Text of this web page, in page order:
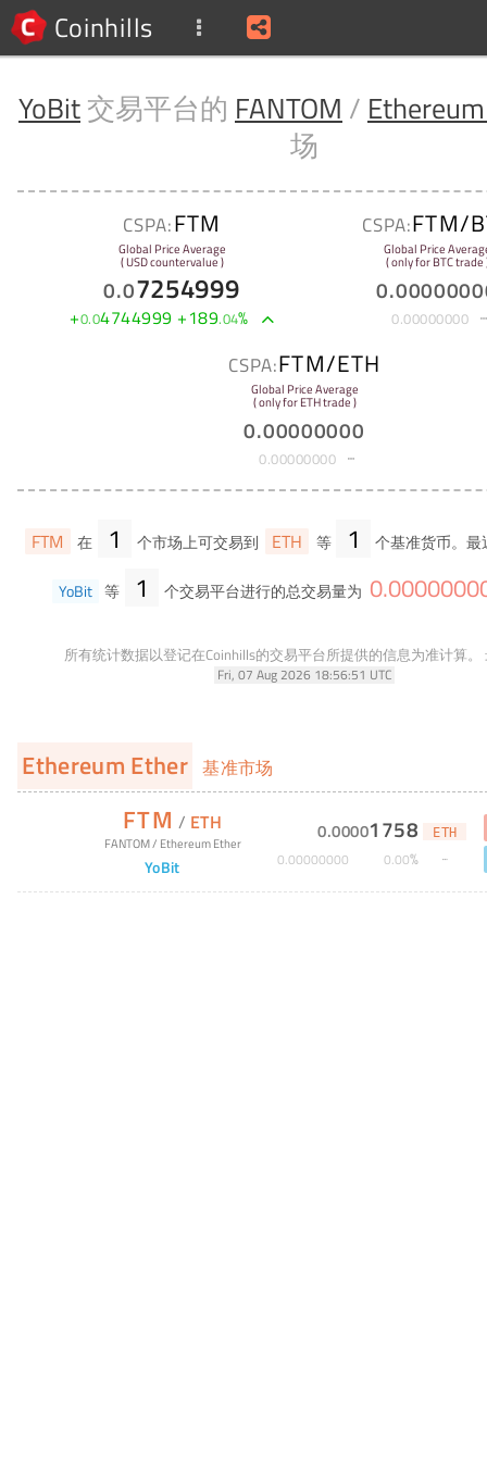
Coinhills
YoBit交易平台的 FANTOM /
场
CSPA:FTM
Global Price Average
( USD countervalue )
0.07254999
+0.04744999 +189.04%
CSPA:FTM/
Global Price
( only for BTC trade
0.
0.00000000
CSPA:FTM/ETH
Global Price Average
( only for ETH trade )
0.00000000
0.00000000
FTM 在 1 个市场上可交易到 ETH 等 1 个基准货币。
YoBit 等 1 个交易平台进行的总交易量为 0.
所有统计数据以登记在Coinhills的交易平台所提供的信息为准计算。
Fri, 07 Aug 2026 18:56:51 UTC
Ethereum Ether 基准市场
FTM / ETH
FANTOM/ Ethereum Ether
YoBit
0.00001758 ETH
0.00000000 0.00%